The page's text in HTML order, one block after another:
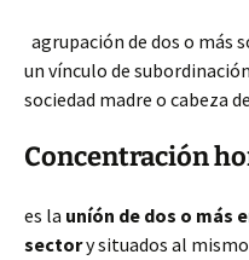
agrupación de dos o más
un vínculo de
sociedad madre o cabeza
Concentración
es la uníón de dos o más
sectory situados al